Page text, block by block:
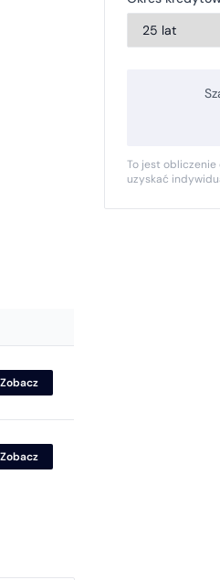
Zobacz
Zobacz
To jest obliczenie
uzyskać